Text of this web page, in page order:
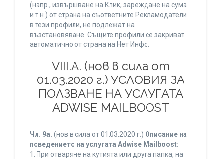
(напр., извършване на Клик, зареждане на сума
и т.н.) от страна на съответните Рекламодатели
в тези профили, не подлежат на
възстановяване. Същите профили се закриват
автоматично от страна на Нет Инфо.
VIII.A. (нов в сила от
01.03.2020 г.) УСЛОВИЯ ЗА
ПОЛЗВАНЕ НА УСЛУГАТА
ADWISE MAILBOOST
Чл. 9а. (нов в сила от 01.03.2020 г.) Описание на
поведението на услугата Adwise Mailboost:
1. При отваряне на кутията или друга папка, на